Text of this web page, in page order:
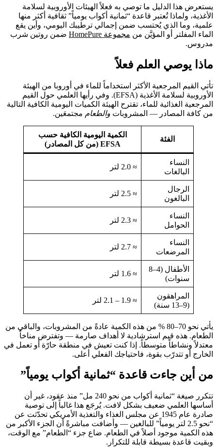
يستعرض هذا الدليل ما توصي به فعلاً الهيئات الأوروبية لسلامة
الأغذية، ولماذا تُعتبر قاعدة “ثمانية أكواب يومياً” ثقافية أكثر منها
علمية، وما الذي يُحتسب ضمن إجمالي ترطيبك اليومي، وأين يقع
الماء المفلتر أو المؤيَّن من مجموعة HomePure
ضمن روتين شرب
مدروس.
ماذا يوصي العلم فعلاً
تأتي القيم المرجعية الأكثر استخداماً للماء في أوروبا من الهيئة
الأوروبية لسلامة الأغذية (EFSA). وفي رأيها العلمي حول القيم
المرجعية الغذائية للماء، تقترح الهيئة الكميات اليومية الكافية التالية
من كافة المصادر — المشروبات والطعام مجتمعَين.
الفئة
الكمية اليومية الكافية حسب
EFSA (من كل المصادر)
النساء
البالغات
≈ 2.0 لتر
الرجال
البالغون
≈ 2.5 لتر
النساء
الحوامل
≈ 2.3 لتر
النساء
المرضعات
≈ 2.7 لتر
الأطفال (4–8
سنوات)
≈ 1.6 لتر
المراهقون
(9–13 سنة)
≈ 1.9 – 2.1 لتر
يأتي نحو 70–80 % من هذه الكمية عادةً من المشروبات، والباقي من
الطعام. هذه قيم استرشادية لا أهداف صارمة — وتفترض مناخاً
معتدلاً ونشاطاً متوسطاً. إذا كنت تعيش في منطقة حارّة أو تعمل في
الخارج أو تتدرّب بقوة، فاحتياجك الفعلي أعلى.
من أين جاءت قاعدة “ثمانية أكواب يومياً”
تتكرر صيغة “ثمانية أكواب من نحو 240 مل” منذ عقود، غير أن
أساسها العلمي ضعيف بشكل لافت. يُرجَع هذا غالباً إلى توصية
صادرة عام 1945 عن مجلس الغذاء والتغذية الأمريكي تحدّثت عن
“نحو 2.5 لتر يومياً” للبالغين — وأضافت مباشرةً أن الجزء الأكبر من
هذه الكمية موجود أصلاً في الطعام. ضاع جزء “الطعام” مع الوقت،
وبقيت قاعدة بسيطة قابلة للتكرار.